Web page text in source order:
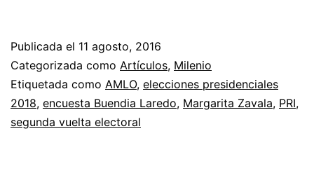
Publicada el 11 agosto, 2016
Categorizada como Artículos, Milenio
Etiquetada como AMLO, elecciones presidenciales
2018, encuesta Buendia Laredo, Margarita Zavala, PRI,
segunda vuelta electoral